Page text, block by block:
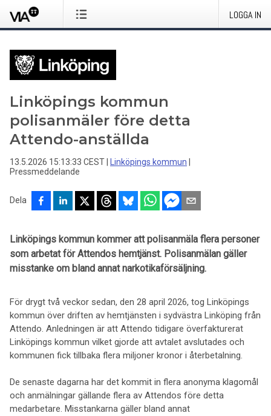
LOGGA IN
Linköpings kommun
polisanmäler före detta
Attendo-anställda
13.5.2026 15:13:33 CEST Linköpings kommun
Pressmeddelande
Dela
Linköpings kommun kommer att polisanmäla flera personer
som arbetat för Attendos hemtjänst. Polisanmälan gäller
misstanke om bland annat narkotikaförsäljning.
För drygt två veckor sedan, den 28 april 2026, tog Linköpings
kommun över driften av hemtjänsten i sydvästra Linköping från
Attendo. Anledningen är att Attendo tidigare överfakturerat
Linköpings kommun vilket gjorde att avtalet avslutades och
kommunen fick tillbaka flera miljoner kronor i återbetalning.
De senaste dagarna har det kommit in flera anonyma klagomål
och anmälningar gällande flera av Attendos före detta
medarbetare. Misstankarna gäller bland annat